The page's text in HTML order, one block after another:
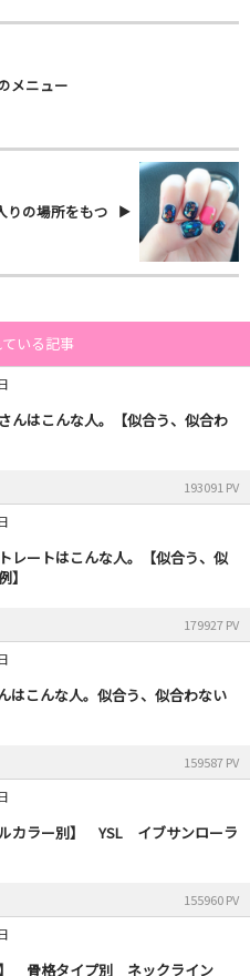
メニュー
りの場所をもつ
いる記事
んはこんな人。【似合う、似合わ
193091 PV
レートはこんな人。【似合う、似
】
179927 PV
はこんな人。似合う、似合わない
159587 PV
ルカラー別】 YSL イブサンローラ
155960 PV
】 骨格タイプ別 ネックライン